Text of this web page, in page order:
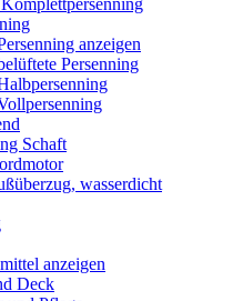
anzeigen
Persenning
Schaft
wasserdicht
anzeigen
Deck